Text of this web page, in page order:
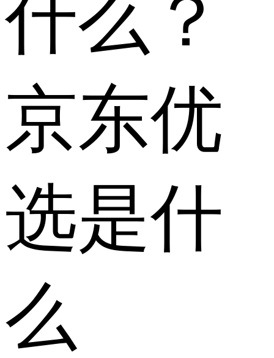
什么？
京东优
选是什
么